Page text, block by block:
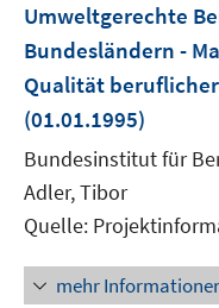
Umweltgerechte
Bundesländern -
Qualität
(01.01.1995)
Bundesinstitut für
Adler, Tibor
Quelle:
mehr